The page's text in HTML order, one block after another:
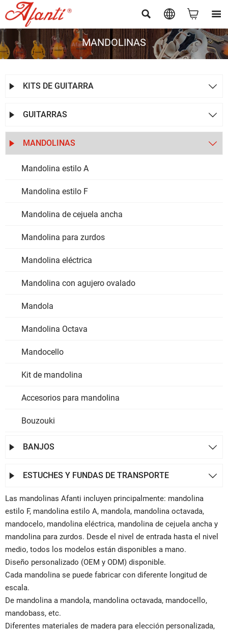
   
MANDOLINAS
 KITS DE GUITARRA 
 GUITARRAS 
 MANDOLINAS 
Mandolina estilo A
Mandolina estilo F
Mandolina de cejuela ancha
Mandolina para zurdos
Mandolina eléctrica
Mandolina con agujero ovalado
Mandola
Mandolina Octava
Mandocello
Kit de mandolina
Accesorios para mandolina
Bouzouki
 BANJOS 
 ESTUCHES Y FUNDAS DE TRANSPORTE 
Las mandolinas Afanti incluyen principalmente: mandolina
estilo F, mandolina estilo A, mandola, mandolina octavada,
mandocelo, mandolina eléctrica, mandolina de cejuela ancha y
mandolina para zurdos. Desde el nivel de entrada hasta el nivel
medio, todos los modelos están disponibles a mano.
Diseño personalizado (OEM y ODM) disponible.
Cada mandolina se puede fabricar con diferente longitud de
escala.
De mandolina a mandola, mandolina octavada, mandocello,
mandobass, etc.
Diferentes materiales de madera para elección personalizada,